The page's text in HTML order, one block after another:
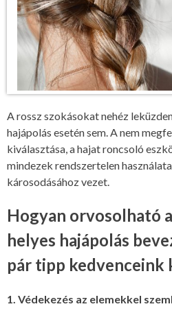
A rossz szokásokat nehéz
hajápolás esetén sem. A nem
kiválasztása, a hajat roncsoló
mindezek rendszertelen
károsodásához vezet.
Hogyan orvosolható
helyes hajápolás
pár tipp kedvenceink
1. Védekezés az elemekkel